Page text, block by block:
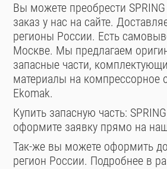
Вы можете преобрести
заказ у нас на сайте.
регионы России. Есть
Москве. Мы предлагаем
запасные части,
материалы на компрессорное
Ekomak.
Купить запасную часть:
оформите заявку прямо на
Так-же вы можете оформить
регион России. Подробнее в